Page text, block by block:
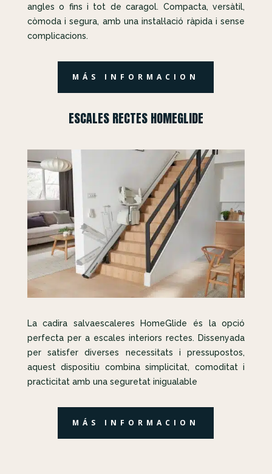
angles o fins i tot de caragol. Compacta, versàtil,
còmoda i segura, amb una instal·lació ràpida i sense
complicacions.
MÁS INFORMACION
ESCALES RECTES HOMEGLIDE
La cadira salvaescaleres HomeGlide és la opció
perfecta per a escales interiors rectes. Dissenyada
per satisfer diverses necessitats i pressupostos,
aquest dispositiu combina simplicitat, comoditat i
practicitat amb una seguretat inigualable
MÁS INFORMACION